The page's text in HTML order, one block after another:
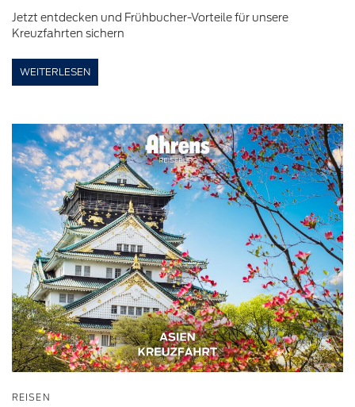
Jetzt entdecken und Frühbucher-Vorteile für unsere
Kreuzfahrten sichern
WEITERLESEN
REISEN